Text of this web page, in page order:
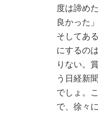
度は諦め
良かった
そしてあ
にするの
りない。
う日経新
でしょ。
で、徐々